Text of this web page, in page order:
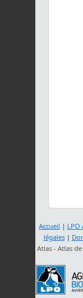
Accueil | LPO
légales|
Atlas - Atlas